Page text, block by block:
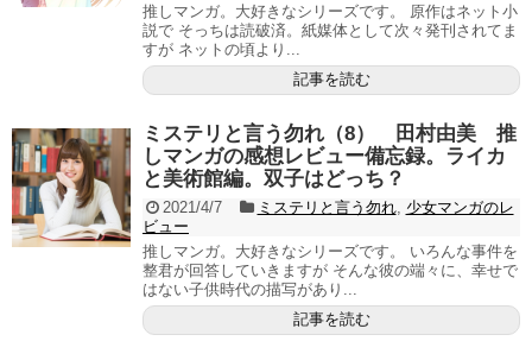
推しマンガ。大好きなシリーズです。 原作はネット小
説で そっちは読破済。紙媒体として次々発刊されてま
すが ネットの頃より...
記事を読む
ミステリと言う勿れ（8） 田村由美 推
しマンガの感想レビュー備忘録。ライカ
と美術館編。双子はどっち？
2021/4/7 ミステリと言う勿れ, 少女マンガのレ
ビュー
推しマンガ。大好きなシリーズです。 いろんな事件を
整君が回答していきますが そんな彼の端々に、幸せで
はない子供時代の描写があり...
記事を読む